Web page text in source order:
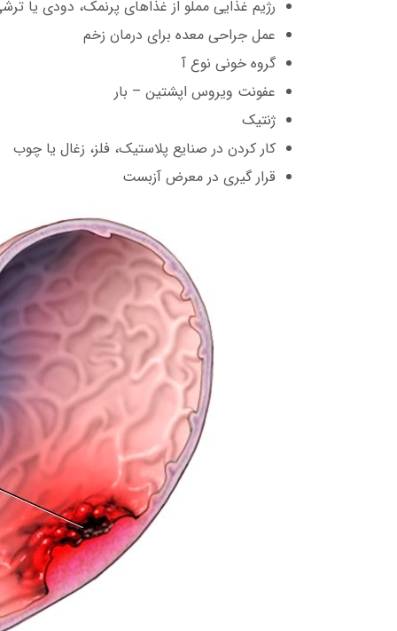
رژیم غذایی مملو از غذاهای پرنمک، دودی یا
عمل جراحی معده برای درمان زخم
گروه خونی نوع آ
عفونت ویروس اپشتین – بار
ژنتیک
کار کردن در صنایع پلاستیک، فلز، زغال یا چوب
قرار گیری در معرض آزبست